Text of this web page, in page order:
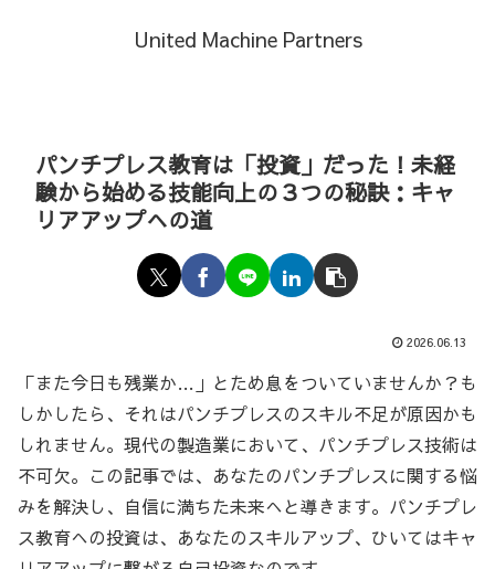
United Machine Partners
パンチプレス教育は「投資」だった！未経
験から始める技能向上の３つの秘訣：キャ
リアアップへの道
2026.06.13
「また今日も残業か…」とため息をついていませんか？も
しかしたら、それはパンチプレスのスキル不足が原因かも
しれません。現代の製造業において、パンチプレス技術は
不可欠。この記事では、あなたのパンチプレスに関する悩
みを解決し、自信に満ちた未来へと導きます。パンチプレ
ス教育への投資は、あなたのスキルアップ、ひいてはキャ